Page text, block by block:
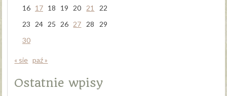
16 17 18 19 20 21
22
23
24 25 26 27 28
29
30
« sie paź »
Ostatnie wpisy